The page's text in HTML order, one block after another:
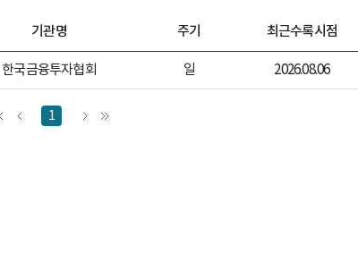
기관명 주기 최근수록시점
한국금융투자협회 일 2026.08.06
1